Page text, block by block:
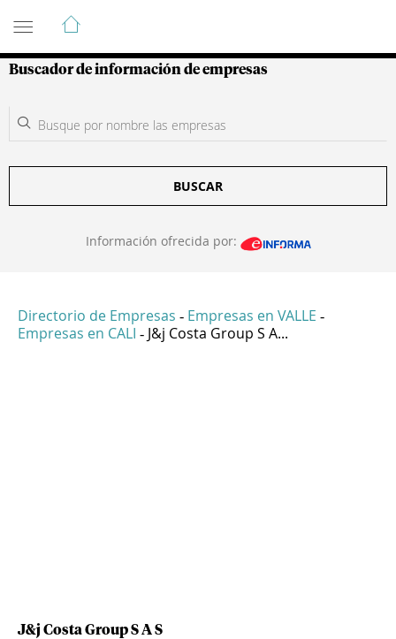
Guía de Empresas Colombianas
Buscador de información de empresas
BUSCAR
Información ofrecida por:
Directorio de Empresas - Empresas en VALLE -
Empresas en CALI - J&j Costa Group S A...
J&j Costa Group S A S